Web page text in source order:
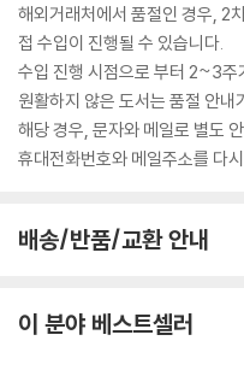
해외거래처에서 품절인 경우, 2
접 수입이 진행될 수 있습니다.
수입 진행 시점으로 부터 2~3주
원활하지 않은 도서는 품절 안내
해당 경우, 문자와 메일로 별도
휴대전화번호와 메일주소를 다
배송/반품/교환 안내
이 분야 베스트셀러